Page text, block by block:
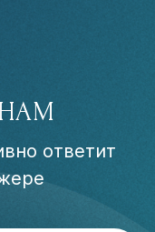
ответит